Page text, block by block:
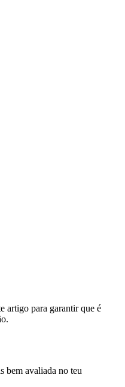
artigo para garantir que é
bem avaliada no teu